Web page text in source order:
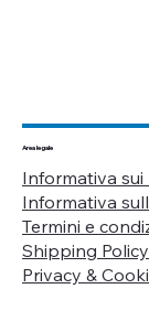
Area legale
Informativa sui
Informativa
Termini e
Shipping Policy
Privacy &